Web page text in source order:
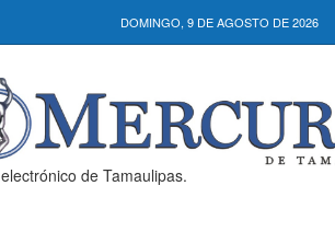
DOMINGO, 9 DE AGOSTO DE 2026
de Tamaulipas.